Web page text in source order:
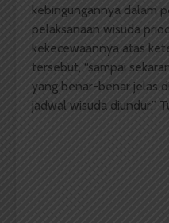
kebingungannya dalam
pelaksanaan wisuda
kekecewaannya atas
tersebut, “sampai
yang benar-benar jelas
jadwal wisuda diundur.”